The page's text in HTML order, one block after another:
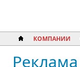
КОМПАНИИ
Реклама